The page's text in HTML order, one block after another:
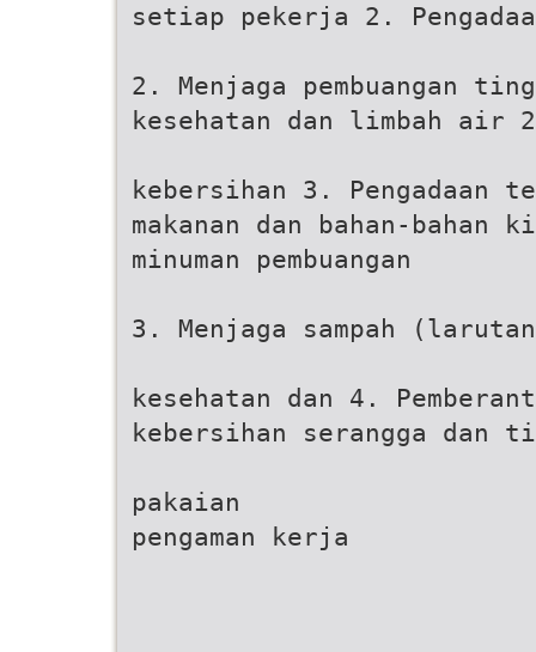
setiap pekerja 2.
2. Menjaga pembuangan
kesehatan dan limbah air
kebersihan 3. Pengadaan
makanan dan bahan-bahan
minuman pembuangan
3. Menjaga sampah
kesehatan dan 4.
kebersihan serangga dan
pakaian
pengaman kerja